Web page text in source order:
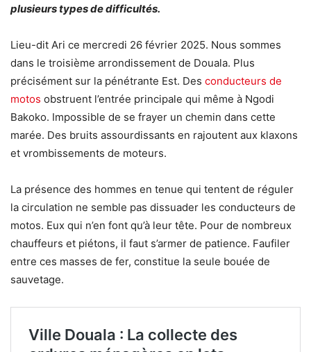
plusieurs types de difficultés.
Lieu-dit Ari ce mercredi 26 février 2025. Nous sommes
dans le troisième arrondissement de Douala. Plus
précisément sur la pénétrante Est. Des conducteurs de
motos obstruent l’entrée principale qui même à Ngodi
Bakoko. Impossible de se frayer un chemin dans cette
marée. Des bruits assourdissants en rajoutent aux klaxons
et vrombissements de moteurs.
La présence des hommes en tenue qui tentent de réguler
la circulation ne semble pas dissuader les conducteurs de
motos. Eux qui n’en font qu’à leur tête. Pour de nombreux
chauffeurs et piétons, il faut s’armer de patience. Faufiler
entre ces masses de fer, constitue la seule bouée de
sauvetage.